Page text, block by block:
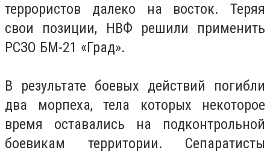
террористов далеко на восток. Теряя
свои позиции, НВФ решили применить
РСЗО БМ-21 «Град».
В результате боевых действий погибли
два морпеха, тела которых некоторое
время оставались на подконтрольной
боевикам территории. Сепаратисты